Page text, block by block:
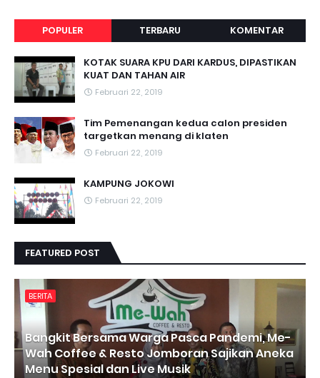
POPULER TERBARU KOMENTAR
KOTAK SUARA KPU DARI KARDUS, DIPASTIKAN
KUAT DAN TAHAN AIR
Februari 22, 2019
Tim Pemenangan kedua calon presiden
targetkan menang di klaten
Februari 22, 2019
KAMPUNG JOKOWI
Februari 22, 2019
FEATURED POST
BERITA
Bangkit Bersama Warga Pasca Pandemi, Me-
Wah Coffee & Resto Jomboran Sajikan Aneka
Menu Spesial dan Live Musik